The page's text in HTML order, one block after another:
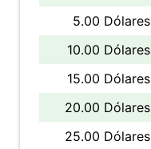
5.00 Dólares
10.00 Dólares
15.00 Dólares
20.00 Dólares
25.00 Dólares